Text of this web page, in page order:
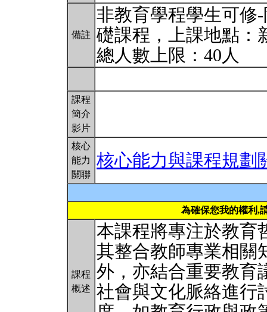
備註
非教育學程學生可修
礎課程，上課地點：
總人數上限：40人
課程
簡介
影片
核心
能力
關聯
核心能力與課程規劃
為確保您我的權利,
課程
概述
本課程將專注於教育
其整合教師專業相關
外，亦結合重要教育
社會與文化脈絡進行